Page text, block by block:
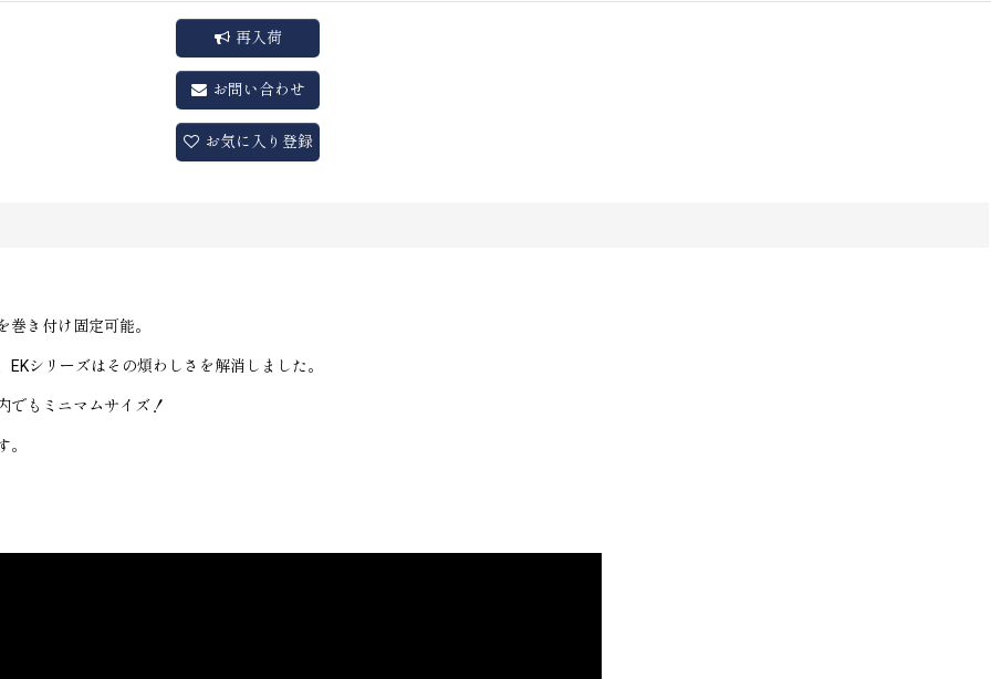
再入荷
お問い合わせ
お気に入り登録
き付け固定可能。
シリーズはその煩わしさを解消しました。
でもミニマムサイズ！